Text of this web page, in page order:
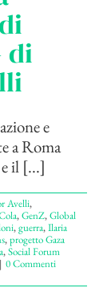
di
e
a Roma
il [...]
Avelli,
,GenZ,Global
,guerra,Ilaria
,progetto Gaza
,Social Forum
| 0 Commenti